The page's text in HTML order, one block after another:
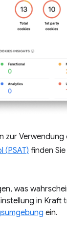
zur Verwendung
(PSAT) finden Sie
was
in Kraft
ein.